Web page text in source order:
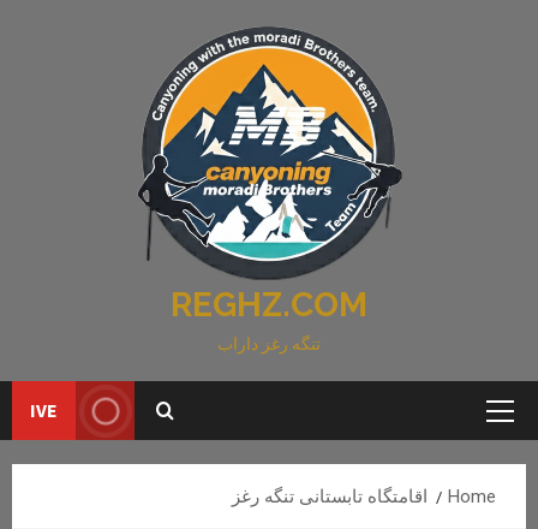
REGHZ.COM
تنگه رغز داراب
Primary
IVE
Home اقامتگاه تابستانی تنگه رغز